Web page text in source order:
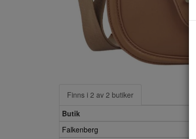
Finns i 2 av 2 butiker
Butik
Falkenberg